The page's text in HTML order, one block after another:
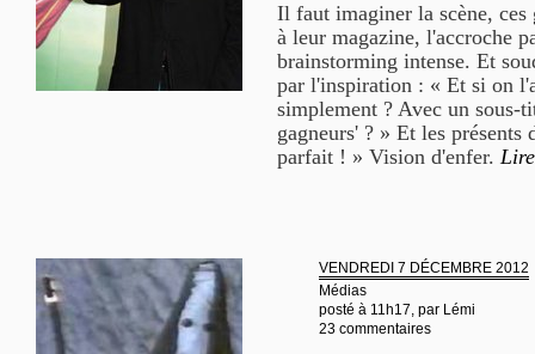
Il faut imaginer la scène,
à leur magazine, l'accroche
brainstorming intense. Et
par l'inspiration : « Et si on
simplement ? Avec un sous-
gagneurs' ? » Et les
parfait ! » Vision d'enfer.
VENDREDI 7 DÉCEMBRE 2012
Médias
posté à 11h17, par Lémi
23 commentaires